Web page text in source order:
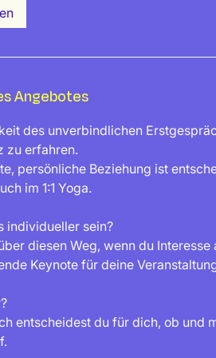
Angebotes
des unverbindlichen
zu erfahren.
persönliche Beziehung ist
im 1:1 Yoga.
individueller sein?
diesen Weg, wenn du
Keynote für deine
entscheidest du für dich, ob und